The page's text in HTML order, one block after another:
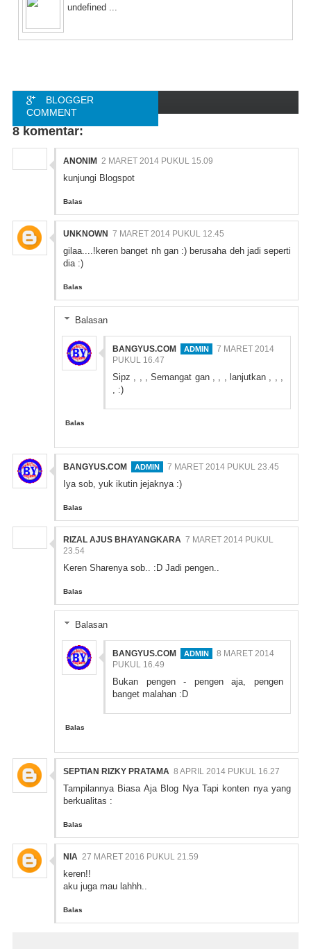
undefined ...
BLOGGER
COMMENT
8 komentar:
ANONIM 2 MARET 2014 PUKUL 15.09
kunjungi Blogspot
Balas
UNKNOWN 7 MARET 2014 PUKUL 12.45
gilaa....!keren banget nh gan :) berusaha deh jadi seperti
dia :)
Balas
Balasan
BANGYUS.COM
7 MARET 2014
PUKUL 16.47
Sipz , , , Semangat gan , , , lanjutkan , , ,
, :)
Balas
BANGYUS.COM 7 MARET 2014 PUKUL 23.45
Iya sob, yuk ikutin jejaknya :)
Balas
RIZAL AJUS BHAYANGKARA 7 MARET 2014 PUKUL
23.54
Keren Sharenya sob.. :D Jadi pengen..
Balas
Balasan
BANGYUS.COM
8 MARET 2014
PUKUL 16.49
Bukan pengen - pengen aja, pengen
banget malahan :D
Balas
SEPTIAN RIZKY PRATAMA 8 APRIL 2014 PUKUL 16.27
Tampilannya Biasa Aja Blog Nya Tapi konten nya yang
berkualitas :
Balas
NIA 27 MARET 2016 PUKUL 21.59
keren!!
aku juga mau lahhh..
Balas